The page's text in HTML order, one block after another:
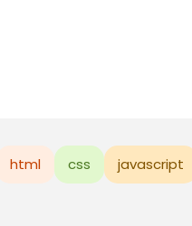
html css javascript